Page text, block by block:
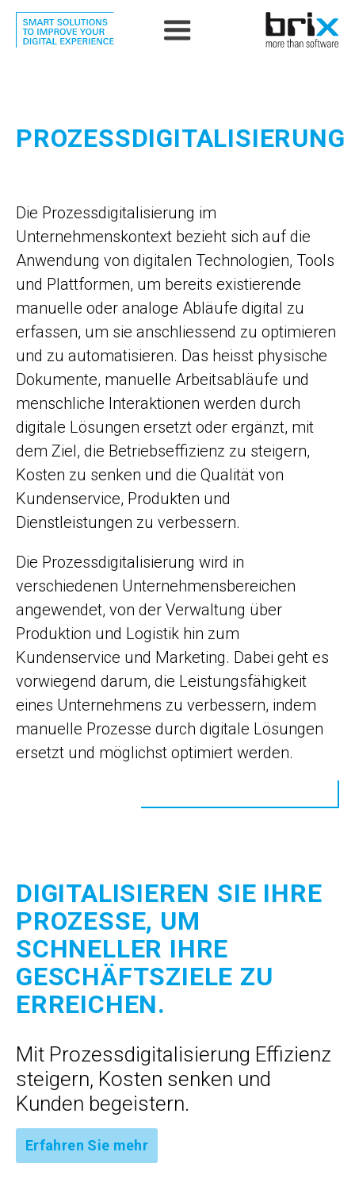
PROZESSDIGITALISIERUNG
Die Prozessdigitalisierung im
Unternehmenskontext bezieht sich auf die
Anwendung von digitalen Technologien, Tools
und Plattformen, um bereits existierende
manuelle oder analoge Abläufe digital zu
erfassen, um sie anschliessend zu optimieren
und zu automatisieren. Das heisst physische
Dokumente, manuelle Arbeitsabläufe und
menschliche Interaktionen werden durch
digitale Lösungen ersetzt oder ergänzt, mit
dem Ziel, die Betriebseffizienz zu steigern,
Kosten zu senken und die Qualität von
Kundenservice, Produkten und
Dienstleistungen zu verbessern.
Die Prozessdigitalisierung wird in
verschiedenen Unternehmensbereichen
angewendet, von der Verwaltung über
Produktion und Logistik hin zum
Kundenservice und Marketing. Dabei geht es
vorwiegend darum, die Leistungsfähigkeit
eines Unternehmens zu verbessern, indem
manuelle Prozesse durch digitale Lösungen
ersetzt und möglichst optimiert werden.
DIGITALISIEREN SIE IHRE
PROZESSE, UM
SCHNELLER IHRE
GESCHÄFTSZIELE ZU
ERREICHEN.
Mit Prozessdigitalisierung Effizienz
steigern, Kosten senken und
Kunden begeistern.
Erfahren Sie mehr